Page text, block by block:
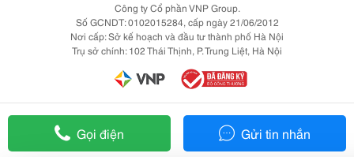
Gọi điện Gửi tin nhắn
Công ty Cổ phần VNP Group.
Số GCNDT: 0102015284, cấp ngày 21/06/2012
Nơi cấp: Sở kế hoạch và đầu tư thành phố Hà Nội
Trụ sở chính: 102 Thái Thịnh, P. Trung Liệt, Hà Nội